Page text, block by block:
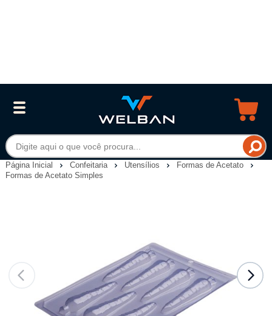
Página Inicial Confeitaria Utensílios
Formas de Acetato
Formas de Acetato Simples